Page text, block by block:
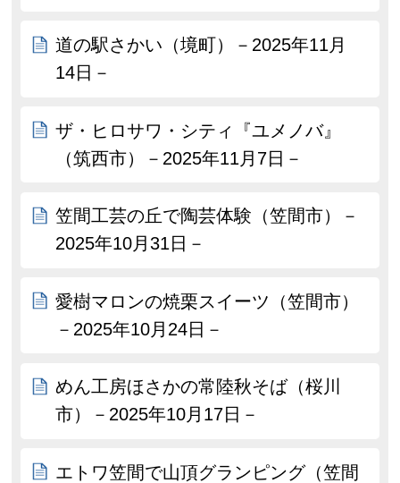
道の駅さかい（境町）－2025年11月
14日－
ザ・ヒロサワ・シティ『ユメノバ』
（筑西市）－2025年11月7日－
笠間工芸の丘で陶芸体験（笠間市）－
2025年10月31日－
愛樹マロンの焼栗スイーツ（笠間市）
－2025年10月24日－
めん工房ほさかの常陸秋そば（桜川
市）－2025年10月17日－
エトワ笠間で山頂グランピング（笠間